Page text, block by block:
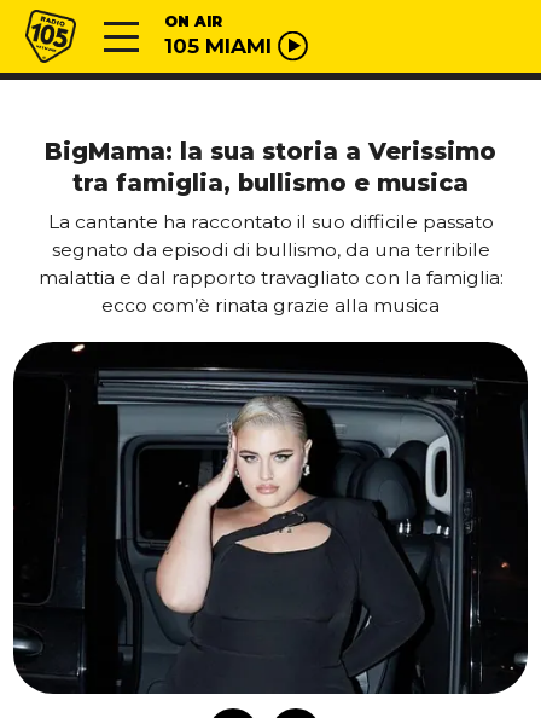
Vai al contenuto
Radio 105 ON AIR
105 MIAMI
BigMama: la sua storia a Verissimo
tra famiglia, bullismo e musica
La cantante ha raccontato il suo difficile passato
segnato da episodi di bullismo, da una terribile
malattia e dal rapporto travagliato con la famiglia:
ecco com’è rinata grazie alla musica